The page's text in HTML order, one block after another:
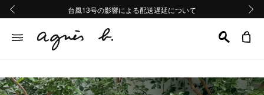
熊本地域地震の影響による配送遅延について
Summer Sale 2buy10%OFF!!
台風13号の影響による配送遅延について
熊本地域地震の影響による配送遅延について
Summer Sale 2buy10%OFF!!